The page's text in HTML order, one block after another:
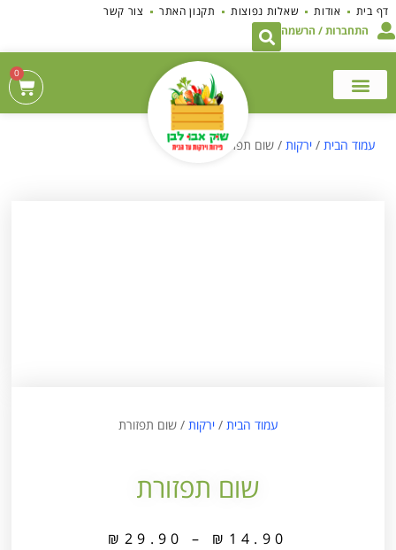
לתוכן
דף בית אודות שאלות נפוצות תקנון האתר
צור קשר
התחברות / הרשמה
0
עמוד הבית /ירקות / שום תפזורת
עמוד הבית /ירקות / שום תפזורת
שום תפזורת
₪ 14.90
–
₪ 29.90